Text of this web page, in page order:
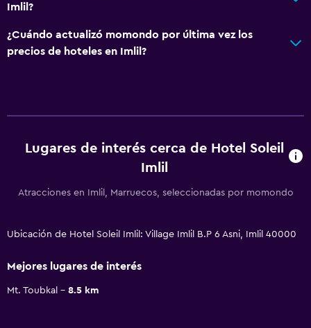
Imlil?
¿Cuándo actualizó momondo por última vez los
precios de hoteles en Imlil?
Lugares de interés cerca de Hotel Soleil
Imlil
Atracciones en Imlil, Marruecos, seleccionadas por momondo
Ubicación de Hotel Soleil Imlil: Village Imlil B.P 6 Asni, Imlil 40000
Mejores lugares de interés
Mt. Toubkal 8.5 km